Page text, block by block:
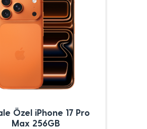
Özel iPhone 17 Pro
Max 256GB